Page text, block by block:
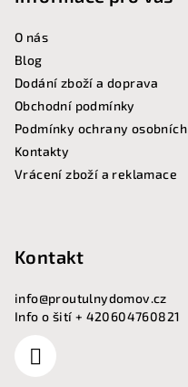
O nás
Blog
Dodání zboží a doprava
Obchodní podmínky
Podmínky ochrany
Kontakty
Vrácení zboží a reklamace
Kontakt
info@proutulnydomov.cz
Info o šití + 420604760821